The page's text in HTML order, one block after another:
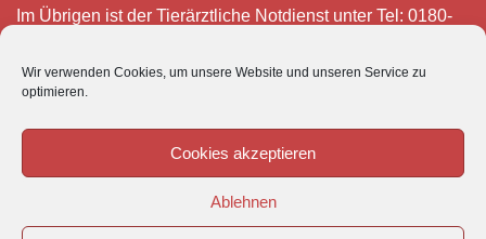
Wir verwenden Cookies, um unsere Website und unseren Service zu
optimieren.
Cookies akzeptieren
Ablehnen
Im Übrigen ist der Tierärztliche Notdienst unter Tel: 0180-
© VETIPRAX GMBH 2016